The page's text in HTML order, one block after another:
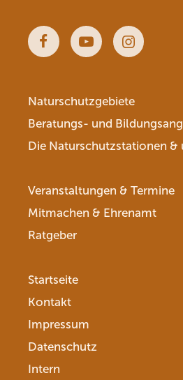
FacebookYoutube
Naturschutzgebiete
Beratungs- und
Die Naturschutzstationen &
Veranstaltungen & Termine
Mitmachen & Ehrenamt
Ratgeber
Startseite
Kontakt
Impressum
Datenschutz
Intern